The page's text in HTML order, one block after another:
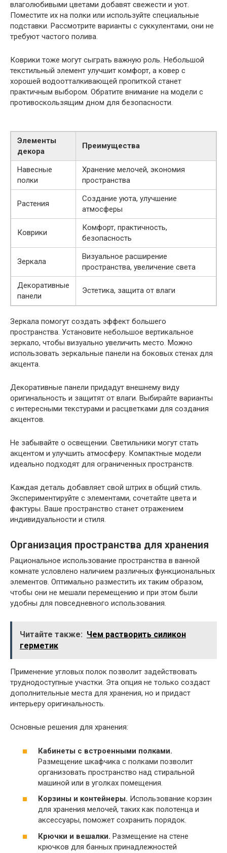
влаголюбивыми цветами добавят свежести и уют.
Поместите их на полки или используйте специальные
подставки. Рассмотрите варианты с суккулентами, они не
требуют частого полива.
Коврики тоже могут сыграть важную роль. Небольшой
текстильный элемент улучшит комфорт, а ковер с
хорошей водоотталкивающей пропиткой станет
практичным выбором. Обратите внимание на модели с
противоскользящим дном для безопасности.
Элементы
декора
Преимущества
Навесные
полки
Хранение мелочей, экономия
пространства
Растения
Создание уюта, улучшение
атмосферы
Коврики
Комфорт, практичность,
безопасность
Зеркала
Визуальное расширение
пространства, увеличение света
Декоративные
панели
Эстетика, защита от влаги
Зеркала помогут создать эффект большего
пространства. Установите небольшое вертикальное
зеркало, чтобы визуально увеличить место. Можно
использовать зеркальные панели на боковых стенах для
акцента.
Декоративные панели придадут внешнему виду
оригинальность и защитят от влаги. Выбирайте варианты
с интересными текстурами и расцветками для создания
акцентов.
Не забывайте о освещении. Светильники могут стать
акцентом и улучшить атмосферу. Компактные модели
идеально подходят для ограниченных пространств.
Каждая деталь добавляет свой штрих в общий стиль.
Экспериментируйте с элементами, сочетайте цвета и
фактуры. Ваше пространство станет отражением
индивидуальности и стиля.
Организация пространства для хранения
Рациональное использование пространства в ванной
комнате условлено наличием различных функциональных
элементов. Оптимально разместить их таким образом,
чтобы они не мешали перемещению и при этом были
удобны для повседневного использования.
Читайте также: Чем растворить силикон
герметик
Применение угловых полок позволит задействовать
труднодоступные участки. Эта опция не только создаст
дополнительные места для хранения, но и придаст
интерьеру оригинальность.
Основные решения для хранения:
Кабинеты с встроенными полками.
Размещение шкафчика с полками позволит
организовать пространство над стиральной
машиной или в уголках помещения.
Корзины и контейнеры. Использование корзин
для хранения мелочей, таких как полотенца и
аксессуары, поможет сохранить порядок.
Крючки и вешалки. Размещение на стене
крючков для банных принадлежностей